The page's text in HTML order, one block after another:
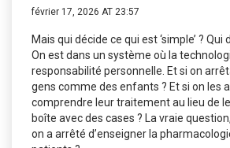
février 17, 2026 AT 23:57
Mais qui décide ce qui est ‘simple’ ? Qui
On est dans un système où la
responsabilité personnelle. Et si on
gens comme des enfants ? Et si on les
comprendre leur traitement au lieu de
boîte avec des cases ? La vraie
on a arrêté d’enseigner la